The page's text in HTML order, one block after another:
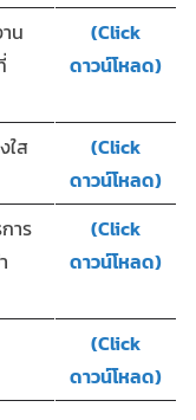
น
(Click
ดาวน์โหลด)
ใส
(Click
ดาวน์โหลด)
าร
(Click
ดาวน์โหลด)
(Click
ดาวน์โหลด)